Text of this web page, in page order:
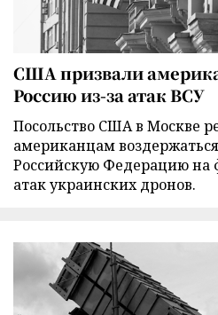
США призвали
Россию из-за атак ВСУ
Посольство США в Москве
американцам
Российскую Федерацию на
атак украинских дронов.